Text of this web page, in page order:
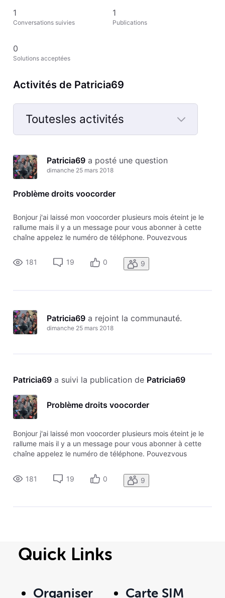
1
Conversations suivies
1
Publications
0
Solutions acceptées
Activités de Patricia69
Toutesles activités
Selected
Toutesles
activités
Patricia69 a posté une question
dimanche 25 mars 2018
Problème droits voocorder
Bonjour j'ai laissé mon voocorder plusieurs mois éteint je le
rallume mais il y a un message pour vous abonner à cette
chaîne appelez le numéro de téléphone. Pouvezvous
181
19 0 9
Patricia69 a rejoint la communauté.
dimanche 25 mars 2018
Patricia69 a suivi la publication de Patricia69
Problème droits voocorder
Bonjour j'ai laissé mon voocorder plusieurs mois éteint je le
rallume mais il y a un message pour vous abonner à cette
chaîne appelez le numéro de téléphone. Pouvezvous
181
19 0 9
Quick Links
Organiser Carte SIM